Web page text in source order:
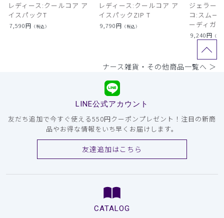
レディース:クールコア ア
イスパックT
7,590円 （税込）
レディース:クールコア ア
イスパックZIP T
9,790円 （税込）
ジェラー
コ:スムー
ーディガン
9,240円 （税
ナース雑貨・その他商品一覧へ ＞
LINE公式アカウント
友だち追加で今すぐ使える550円クーポンプレゼント！注目の新商
品やお得な情報をいち早くお届けします。
友達追加はこちら
CATALOG